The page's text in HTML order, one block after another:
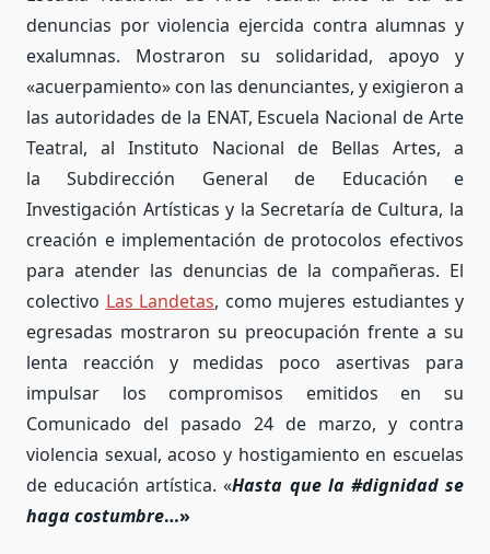
denuncias por violencia ejercida contra alumnas y
exalumnas. Mostraron su solidaridad, apoyo y
«acuerpamiento» con las denunciantes, y exigieron a
las autoridades de la ENAT, Escuela Nacional de Arte
Teatral, al Instituto Nacional de Bellas Artes, a
la Subdirección General de Educación e
Investigación Artísticas y la Secretaría de Cultura, la
creación e implementación de protocolos efectivos
para atender las denuncias de la compañeras. El
colectivo Las Landetas, como mujeres estudiantes y
egresadas mostraron su preocupación frente a su
lenta reacción y medidas poco asertivas para
impulsar los compromisos emitidos en su
Comunicado del pasado 24 de marzo, y contra
violencia sexual, acoso y hostigamiento en escuelas
de educación artística. «Hasta que la #dignidadse
haga costumbre…»